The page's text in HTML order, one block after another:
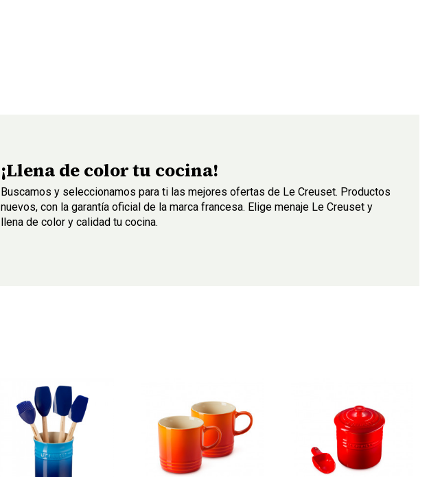
¡Llena de color tu cocina!
Buscamos y seleccionamos para ti las mejores ofertas de Le Creuset. Productos
nuevos, con la garantía oficial de la marca francesa. Elige menaje Le Creuset y
llena de color y calidad tu cocina.